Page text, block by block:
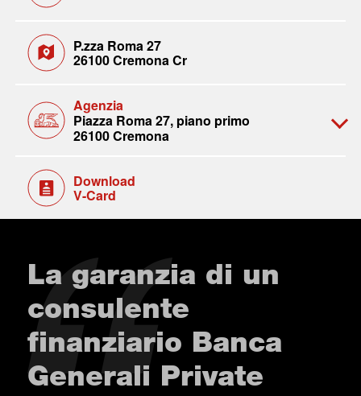
P.zza Roma 27
26100 Cremona Cr
Agenzia
Piazza Roma 27, piano primo
26100 Cremona
Download
V-Card
La garanzia di un
consulente
finanziario Banca
Generali Private